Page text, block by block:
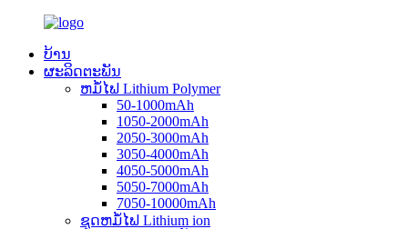
ບ້ານ
ຜະລິດຕະພັນ
ຫມໍ້ໄຟ Lithium Polymer
50-1000mAh
1050-2000mAh
2050-3000mAh
3050-4000mAh
4050-5000mAh
5050-7000mAh
7050-10000mAh
ຊຸດຫມໍ້ໄຟ Lithium ion